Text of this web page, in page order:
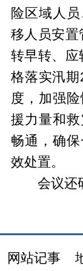
险区域人
移人员安置
转早转、应
格落实汛期
度，加强
援力量和
畅通，确
效处置。
会议还研
网站记事